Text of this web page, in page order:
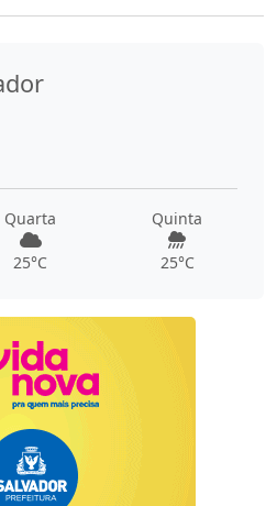
Quarta
25°C
Quinta
25°C